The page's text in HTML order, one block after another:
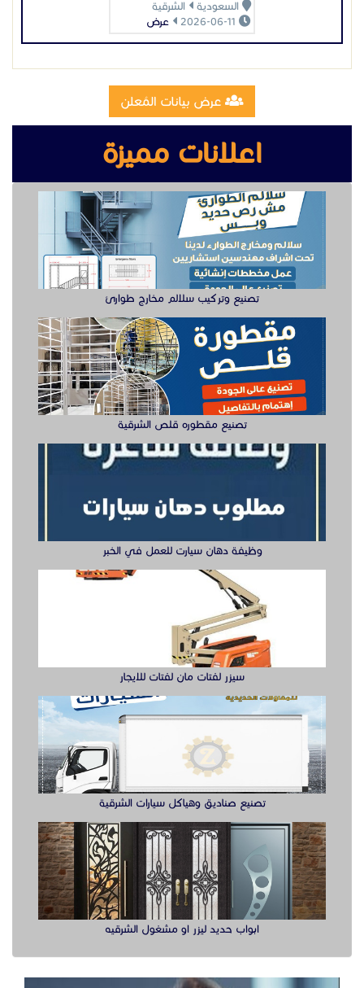
السعودية
الشرقية
عرض
عرض بيانات المُعلن
اعلانات مميزة
تصنيع وتركيب سلالم مخارج طوارئ
تصنيع مقطوره قلص الشرقية
وظيفة دهان سيارت للعمل في الخبر
سيزر لفتات مان لفتات للايجار
تصنيع صناديق وهياكل سيارات الشرقية
ابواب حديد ليزر او مشغول الشرقيه